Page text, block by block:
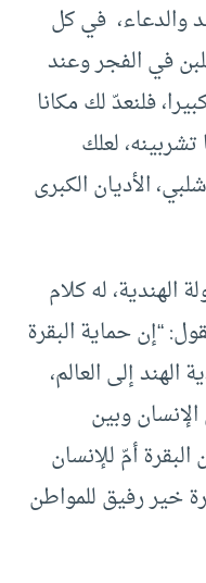
والدعاء، في كل
في الفجر وعند
فلنعدّ لك مكانا
لعلك
الأديان الكبرى
الهندية، له كلام
“إن حماية البقرة
إلى العالم،
وبين
أمّ للإنسان
خير رفيق للمواطن